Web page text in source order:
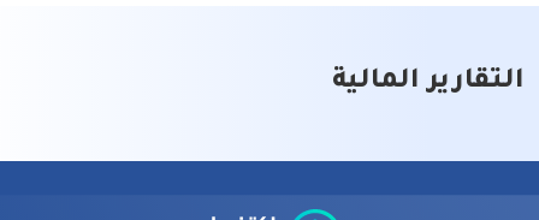
التقارير المالية